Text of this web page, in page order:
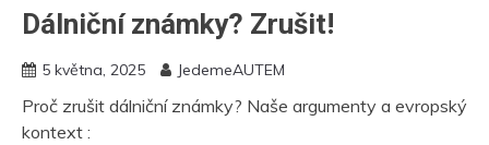
Dálniční známky? Zrušit!
5 května, 2025 JedemeAUTEM
Proč zrušit dálniční známky? Naše argumenty a evropský
kontext :